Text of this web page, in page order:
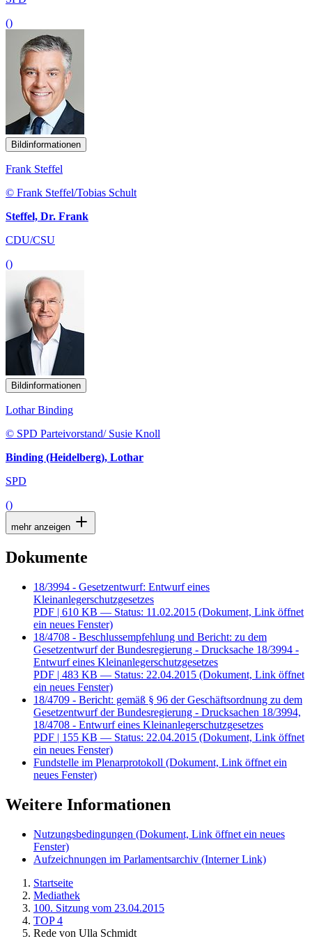
()
Bildinformationen
Frank Steffel
© Frank Steffel/Tobias Schult
Steffel, Dr. Frank
CDU/CSU
()
Bildinformationen
Lothar Binding
© SPD Parteivorstand/ Susie Knoll
Binding (Heidelberg), Lothar
SPD
()
mehr anzeigen
Dokumente
18/3994 - Gesetzentwurf: Entwurf eines
Kleinanlegerschutzgesetzes
PDF | 610 KB — Status: 11.02.2015 (Dokument, Link öffnet
ein neues Fenster)
18/4708 - Beschlussempfehlung und Bericht: zu dem
Gesetzentwurf der Bundesregierung - Drucksache 18/3994 -
Entwurf eines Kleinanlegerschutzgesetzes
PDF | 483 KB — Status: 22.04.2015 (Dokument, Link öffnet
ein neues Fenster)
18/4709 - Bericht: gemäß § 96 der Geschäftsordnung zu dem
Gesetzentwurf der Bundesregierung - Drucksachen 18/3994,
18/4708 - Entwurf eines Kleinanlegerschutzgesetzes
PDF | 155 KB — Status: 22.04.2015 (Dokument, Link öffnet
ein neues Fenster)
Fundstelle im Plenarprotokoll (Dokument, Link öffnet ein
neues Fenster)
Weitere Informationen
Nutzungsbedingungen (Dokument, Link öffnet ein neues
Fenster)
Aufzeichnungen im Parlamentsarchiv (Interner Link)
Startseite
Mediathek
100. Sitzung vom 23.04.2015
TOP 4
Rede von Ulla Schmidt